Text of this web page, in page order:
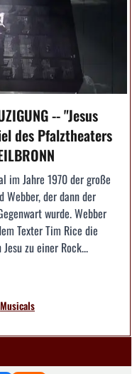
-- "Jesus
des Pfalztheaters
im Jahre 1970 der große
Webber, der dann der
wurde. Webber
Texter Tim Rice die
zu einer Rock...
Musicals